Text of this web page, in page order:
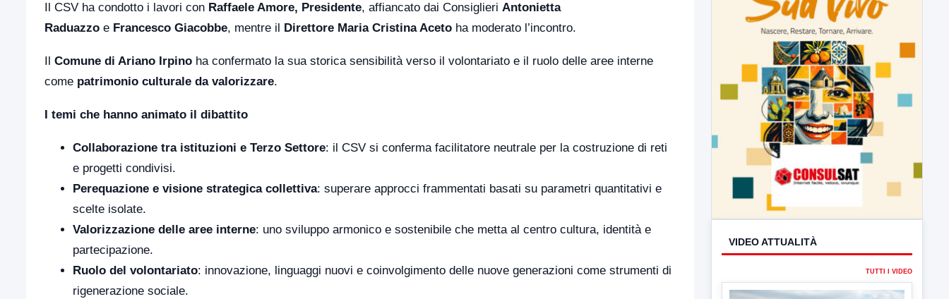
Il CSV ha condotto i lavori con Raffaele Amore, Presidente, affiancato dai Consiglieri Antonietta
Raduazzo e Francesco Giacobbe, mentre il Direttore Maria Cristina Aceto ha moderato l’incontro.
Il Comune di Ariano Irpino ha confermato la sua storica sensibilità verso il volontariato e il ruolo delle aree interne
come patrimonio culturale da valorizzare.
I temi che hanno animato il dibattito
Collaborazione tra istituzioni e Terzo Settore: il CSV si conferma facilitatore neutrale per la costruzione di reti
e progetti condivisi.
Perequazione e visione strategica collettiva: superare approcci frammentati basati su parametri quantitativi e
scelte isolate.
Valorizzazione delle aree interne: uno sviluppo armonico e sostenibile che metta al centro cultura, identità e
partecipazione.
Ruolo del volontariato: innovazione, linguaggi nuovi e coinvolgimento delle nuove generazioni come strumenti di
rigenerazione sociale.
VIDEO ATTUALITÀ
TUTTI I VIDEO